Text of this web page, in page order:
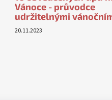
Vánoce - průvodce
udržitelnými
20.11.2023